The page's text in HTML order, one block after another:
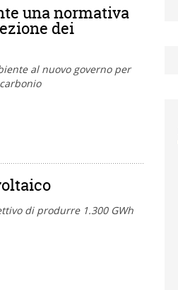
una normativa
dei
al nuovo governo per
di produrre 1.300 GWh